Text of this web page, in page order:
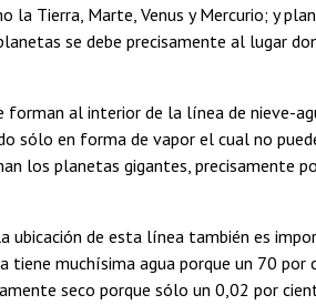
la Tierra, Marte, Venus y Mercurio; y
se debe precisamente al lugar
al interior de la línea de nieve-
sólo en forma de vapor el cual no
los planetas gigantes, precisamente
ubicación de esta línea también es
muchísima agua porque un 70 por
seco porque sólo un 0,02 por